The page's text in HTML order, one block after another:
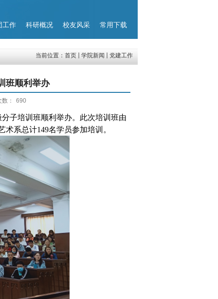
工作 科研概况 校友风采 常用下载
当前位置： 首页 学院新闻 党建工作
班顺利举办
： 690
子培训班顺利举办。此次培训班由
术系总计149名学员参加培训。